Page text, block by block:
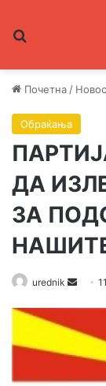
Почетна /
Обраќања
ДА
ЗА
urednik
d
a
n